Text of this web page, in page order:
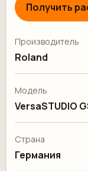
Получить
Производитель
Roland
Модель
VersaSTUDIO
Страна
Германия